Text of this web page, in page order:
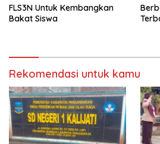
FLS3N Untuk Kembangkan
Bakat Siswa
Rekomendasi untuk kamu